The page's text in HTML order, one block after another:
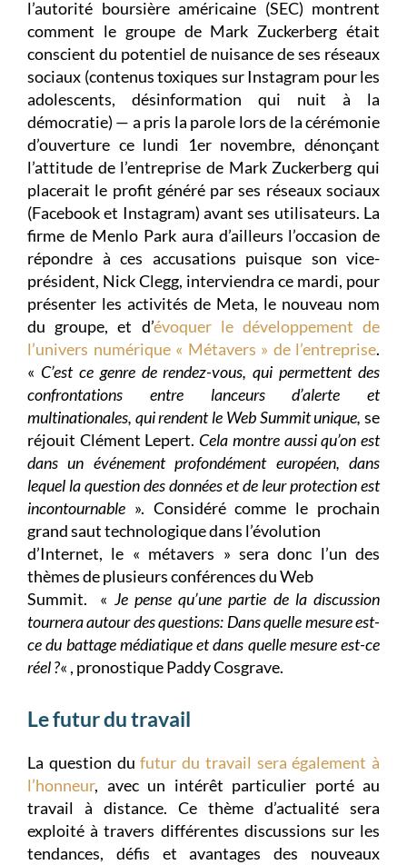
l’autorité boursière américaine (SEC) montrent
comment le groupe de Mark Zuckerberg était
conscient du potentiel de nuisance de ses réseaux
sociaux (contenus toxiques sur Instagram pour les
adolescents, désinformation qui nuit à la
démocratie) — a pris la parole lors de la cérémonie
d’ouverture ce lundi 1er novembre, dénonçant
l’attitude de l’entreprise de Mark Zuckerberg qui
placerait le profit généré par ses réseaux sociaux
(Facebook et Instagram) avant ses utilisateurs. La
firme de Menlo Park aura d’ailleurs l’occasion de
répondre à ces accusations puisque son vice-
président, Nick Clegg, interviendra ce mardi, pour
présenter les activités de Meta, le nouveau nom
du groupe, et d’évoquer le développement de
l’univers numérique « Métavers » de l’entreprise.
« C’est ce genre de rendez-vous, qui permettent des
confrontations entre lanceurs d’alerte et
multinationales, qui rendent le Web Summit unique, se
réjouit Clément Lepert. Cela montre aussi qu’on est
dans un événement profondément européen, dans
lequel la question des données et de leur protection est
incontournable ». Considéré comme le prochain
grand saut technologique dans l’évolution
d’Internet, le « métavers » sera donc l’un des
thèmes de plusieurs conférences duWeb
Summit. « Je pense qu’une partie de la discussion
tournera autour des questions: Dans quelle mesure est-
ce du battage médiatique et dans quelle mesure est-ce
réel ?« , pronostique Paddy Cosgrave.
Le futur du travail
La question dufutur du travail sera également à
l’honneur, avec un intérêt particulier porté au
travail à distance. Ce thème d’actualité sera
exploité à travers différentes discussions sur les
tendances, défis et avantages des nouveaux